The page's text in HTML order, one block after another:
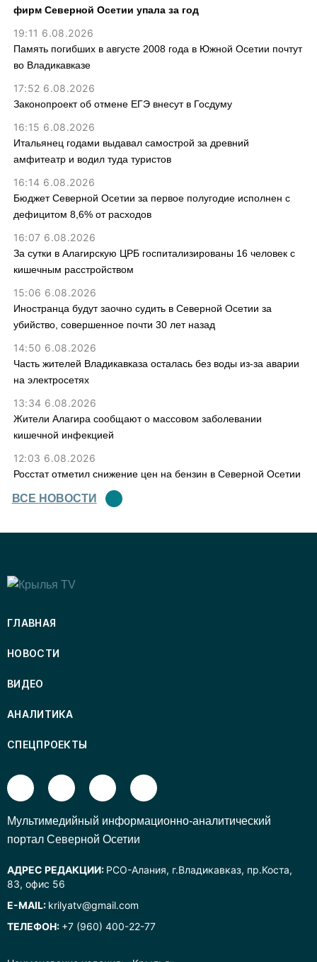
фирм Северной Осетии упала за год
19:11 6.08.2026
Память погибших в августе 2008 года в Южной Осетии почтут
во Владикавказе
17:52 6.08.2026
Законопроект об отмене ЕГЭ внесут в Госдуму
16:15 6.08.2026
Итальянец годами выдавал самострой за древний
амфитеатр и водил туда туристов
16:14 6.08.2026
Бюджет Северной Осетии за первое полугодие исполнен с
дефицитом 8,6% от расходов
16:07 6.08.2026
За сутки в Алагирскую ЦРБ госпитализированы 16 человек с
кишечным расстройством
15:06 6.08.2026
Иностранца будут заочно судить в Северной Осетии за
убийство, совершенное почти 30 лет назад
14:50 6.08.2026
Часть жителей Владикавказа осталась без воды из-за аварии
на электросетях
13:34 6.08.2026
Жители Алагира сообщают о массовом заболевании
кишечной инфекцией
12:03 6.08.2026
Росстат отметил снижение цен на бензин в Северной Осетии
ВСЕ НОВОСТИ
ГЛАВНАЯ
НОВОСТИ
ВИДЕО
АНАЛИТИКА
СПЕЦПРОЕКТЫ
Mультимедийный информационно-аналитический
портал Северной Осетии
АДРЕС РЕДАКЦИИ: РСО-Алания, г.Владикавказ, пр.Коста,
83, офис 56
E-MAIL: krilyatv@gmail.com
ТЕЛЕФОН: +7 (960) 400-22-77